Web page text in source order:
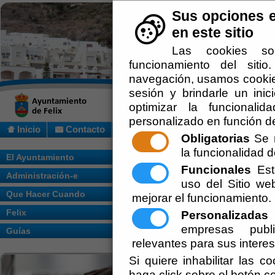
Sus opciones
en este sitio
Las cookies
funcionamiento del
navegación, usamos
sesión y brindarle un
optimizar la
personalizado en función
Obligatorias Se
la funcionalidad
Funcionales
uso del Sitio
mejorar el funcionamiento.
Personalizadas
empresas
relevantes para sus
Si quiere inhabilitar las
Inicio Contacto
El Ayuntamiento
Administración-e
Que Hacer Cuando
Felix
Guías
Usted se encuentra
[Servicios]
El servicio de
escritos, solicitudes
través de este
presentación de